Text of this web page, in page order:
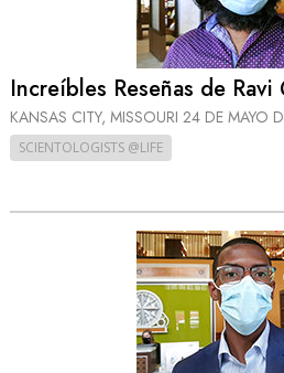
Increíbles Reseñas de Ravi
KANSAS CITY, MISSOURI 24 DE MAYO
SCIENTOLOGISTS @LIFE